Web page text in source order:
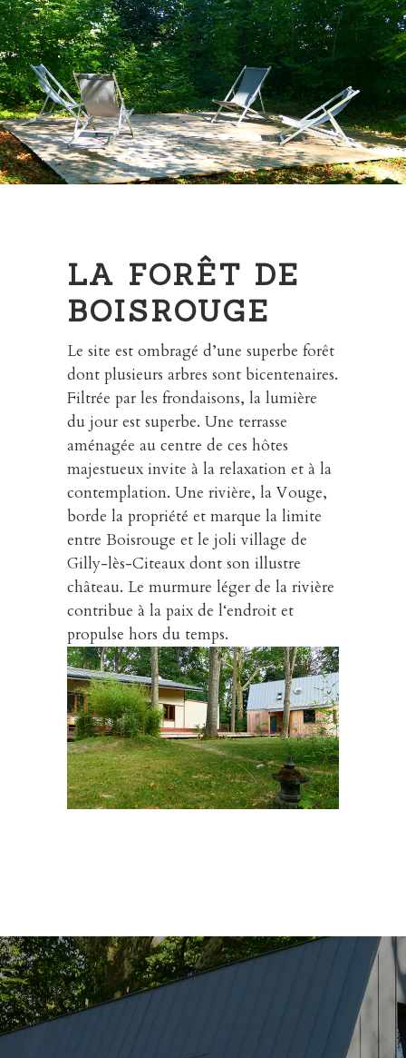
LA FORÊT DE
BOISROUGE
Le site est ombragé d’une superbe forêt
dont plusieurs arbres sont bicentenaires.
Filtrée par les frondaisons, la lumière
du jour est superbe. Une terrasse
aménagée au centre de ces hôtes
majestueux invite à la relaxation et à la
contemplation. Une rivière, la Vouge,
borde la propriété et marque la limite
entre Boisrouge et le joli village de
Gilly-lès-Citeaux dont son illustre
château. Le murmure léger de la rivière
contribue à la paix de l‘endroit et
propulse hors du temps.